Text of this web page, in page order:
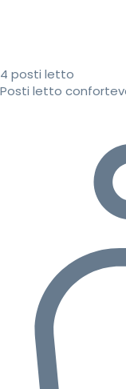
4 posti letto
Posti letto